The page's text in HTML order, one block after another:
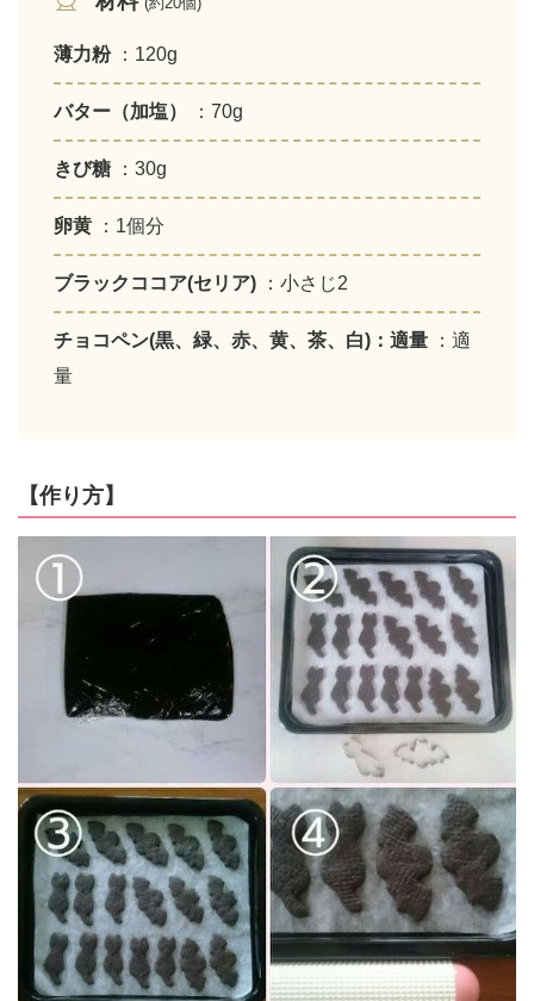
薄力粉 ：120g
バター（加塩） ：70g
きび糖 ：30g
卵黄 ：1個分
ブラックココア(セリア) ：小さじ2
チョコペン(黒、緑、赤、黄、茶、白)：適量
：適
量
【作り方】